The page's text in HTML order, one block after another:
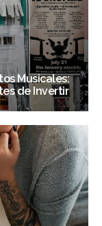
Musicales:
de Invertir